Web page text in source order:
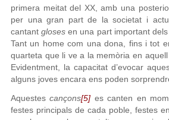
primera meitat del XX, amb una
per una gran part de la societat i
cantantglosesen una part important
Tant un home com una dona, fins i tot
quarteta que li ve a la memòria en
Evidentment, la capacitat d’evocar
alguns joves encara ens poden
Aquestescançons[5] es canten en
festes principals de cada poble, festes